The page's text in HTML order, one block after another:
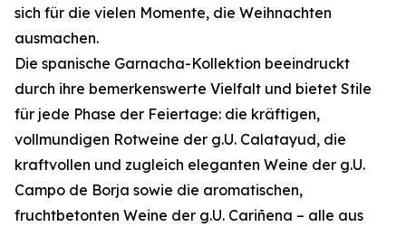
sich für die vielen Momente, die Weihnachten
ausmachen.
Die spanische Garnacha-Kollektion beeindruckt
durch ihre bemerkenswerte Vielfalt und bietet Stile
für jede Phase der Feiertage: die kräftigen,
vollmundigen Rotweine der g.U. Calatayud, die
kraftvollen und zugleich eleganten Weine der g.U.
Campo de Borja sowie die aromatischen,
fruchtbetonten Weine der g.U. Cariñena – alle aus